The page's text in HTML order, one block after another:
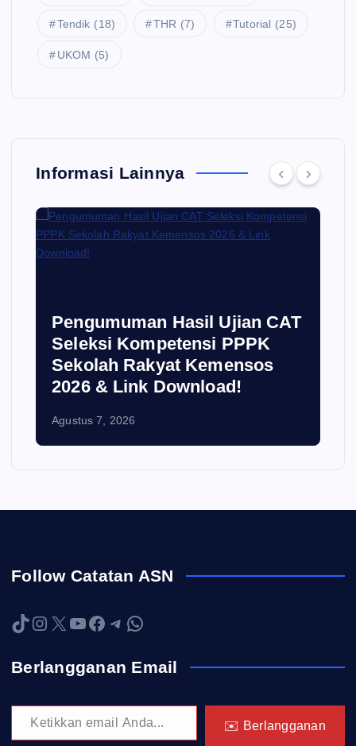
Tendik (18) THR (7) Tutorial (25)
UKOM (5)
Informasi Lainnya
Pengumuman Hasil Ujian CAT
Seleksi Kompetensi PPPK
Sekolah Rakyat Kemensos
2026 & Link Download!
Agustus 7, 2026
Follow Catatan ASN
TikTok Instagram X YouTube Facebook Telegram WhatsApp
Berlangganan Email
Ketikkan email Anda...
✉️ Berlangganan